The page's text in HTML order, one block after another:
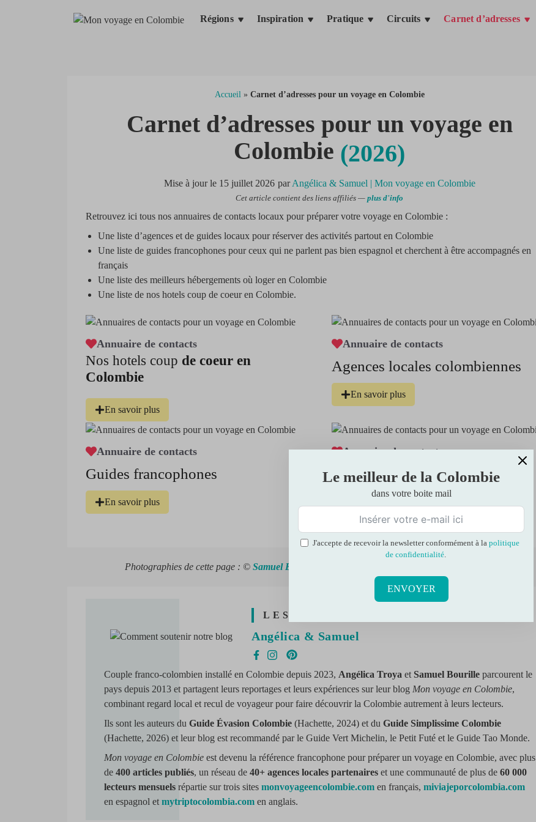
Régions Inspiration Pratique Circuits Carnet d’adresses
Accueil » Carnet d’adresses pour un voyage en Colombie
Carnet d’adresses pour un voyage en
Colombie (2026)
Mise à jour le 15 juillet 2026 parAngélica & Samuel | Mon voyage en Colombie
Cet article contient des liens affiliés — plus d'info
Retrouvez ici tous nos annuaires de contacts locaux pour préparer votre voyage en Colombie :
Une liste d’agences et de guides locaux pour réserver des activités partout en Colombie
Une liste de guides francophones pour ceux qui ne parlent pas bien espagnol et cherchent à être accompagnés en
français
Une liste des meilleurs hébergements où loger en Colombie
Une liste de nos hotels coup de coeur en Colombie.
Annuaire de contacts
Nos hotels coup de coeur en
Colombie
En savoir plus
Annuaire de contacts
Agences locales colombiennes
En savoir plus
Annuaire de contacts
Guides francophones
En savoir plus
Annuaire de contacts
Les meilleurs hotels où loger en
Colombie
En savoir plus
Photographies de cette page : © Samuel Bourille
LES AUTEURS
Angélica & Samuel
Couple franco-colombien installé en Colombie depuis 2023, Angélica Troya et Samuel Bourilleparcourent le
pays depuis 2013 et partagent leurs reportages et leurs expériences sur leur blog Mon voyage en Colombie,
combinant regard local et recul de voyageur pour faire découvrir la Colombie autrement à leurs lecteurs.
Ils sont les auteurs du Guide Évasion Colombie(Hachette, 2024) et du Guide Simplissime Colombie
(Hachette, 2026) et leur blog est recommandé par le Guide Vert Michelin, le Petit Futé et le Guide Tao Monde.
Mon voyage en Colombieest devenu la référence francophone pour préparer un voyage en Colombie, avec plus
de 400 articles publiés, un réseau de 40+ agences locales partenaireset une communauté de plus de 60 000
lecteurs mensuelsrépartie sur trois sites monvoyageencolombie.comen français, miviajeporcolombia.com
en espagnol et mytriptocolombia.comen anglais.
Le meilleur de la Colombie
dans votre boite mail
J'accepte de recevoir la newsletter conformément à la politique
de confidentialité.
ENVOYER